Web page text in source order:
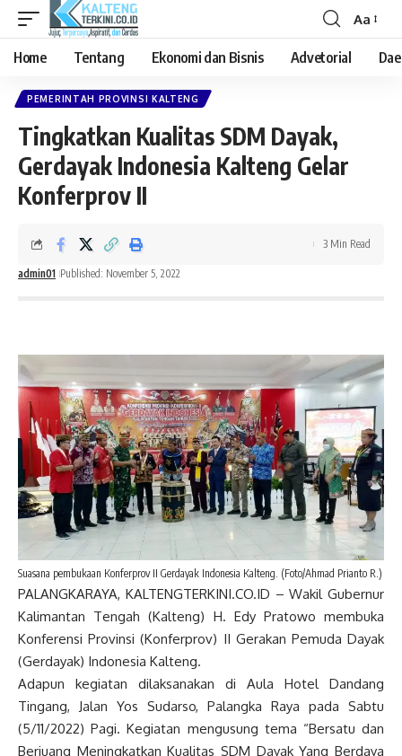
Font
Resizer
Aa
Home Tentang Ekonomi dan Bisnis Advetorial
PEMERINTAH PROVINSI KALTENG
Tingkatkan Kualitas SDM Dayak,
Gerdayak Indonesia Kalteng Gelar
Konferprov II
admin01 Published: November 5, 2022
3 Min Read
Suasana pembukaan Konferprov II Gerdayak Indonesia Kalteng. (Foto/Ahmad Prianto R.)
PALANGKARAYA, KALTENGTERKINI.CO.ID – Wakil Gubernur
Kalimantan Tengah (Kalteng) H. Edy Pratowo membuka
Konferensi Provinsi (Konferprov) II Gerakan Pemuda Dayak
(Gerdayak) Indonesia Kalteng.
Adapun kegiatan dilaksanakan di Aula Hotel Dandang
Tingang, Jalan Yos Sudarso, Palangka Raya pada Sabtu
(5/11/2022) Pagi. Kegiatan mengusung tema “Bersatu dan
Berjuang Meningkatkan Kualitas SDM Dayak Yang Berdaya